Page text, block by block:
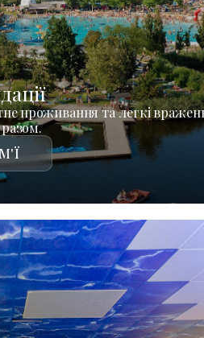
проживання та легкі